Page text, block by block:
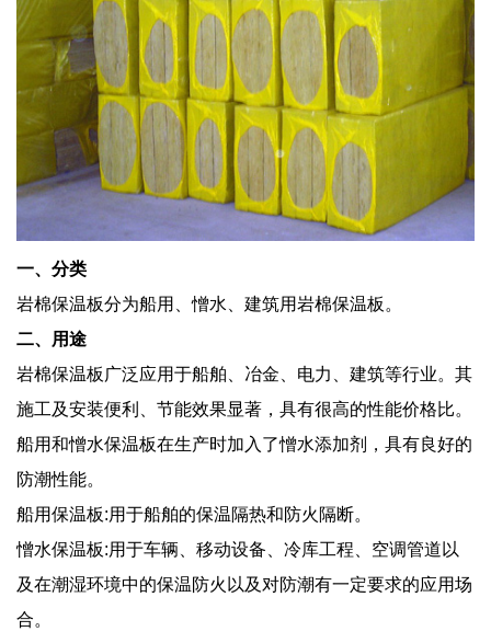
一、分类
岩棉保温板分为船用、憎水、建筑用岩棉保温板。
二、用途
岩棉保温板广泛应用于船舶、冶金、电力、建筑等行业。其
施工及安装便利、节能效果显著，具有很高的性能价格比。
船用和憎水保温板在生产时加入了憎水添加剂，具有良好的
防潮性能。
船用保温板:用于船舶的保温隔热和防火隔断。
憎水保温板:用于车辆、移动设备、冷库工程、空调管道以
及在潮湿环境中的保温防火以及对防潮有一定要求的应用场
合。